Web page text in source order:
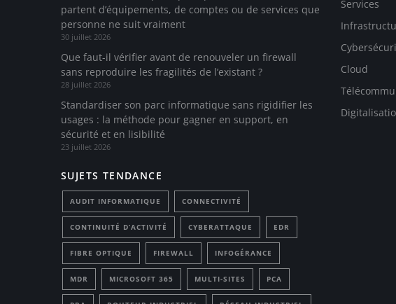
partent d’équipements, de comptes ou de services que
personne ne suit vraiment
30 juillet 2026
Que faut-il vérifier avant de renouveler un firewall
sans reproduire les fragilités de l’existant ?
28 juillet 2026
Standardiser son parc informatique sans rigidifier les
usages : la méthode pour gagner en support, en
sécurité et en lisibilité
23 juillet 2026
SUJETS TENDANCE
AUDIT INFORMATIQUE CONNECTIVITÉ
CONTINUITÉ D’ACTIVITÉ CYBERATTAQUE EDR
FIBRE OPTIQUE FIREWALL INFOGÉRANCE
MDR MICROSOFT 365 MULTI-SITES PCA
Services
Cloud